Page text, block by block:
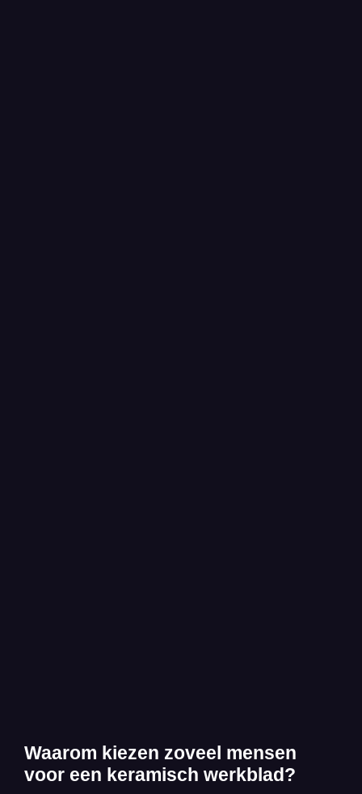
Waarom kiezen zoveel mensen
voor een keramisch werkblad?